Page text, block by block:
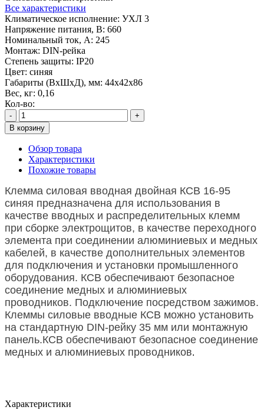
Все характеристики
Климатическое исполнение: УХЛ 3
Напряжение питания, В: 660
Номинальный ток, А: 245
Монтаж: DIN-рейка
Степень защиты: IP20
Цвет: синяя
Габариты (ВхШхД), мм: 44х42х86
Вес, кг: 0,16
Кол-во:
-
+
В корзину
Обзор товара
Характеристики
Похожие товары
Клемма силовая вводная двойная КСВ 16-95
синяя предназначена для использования в
качестве вводных и распределительных клемм
при сборке электрощитов, в качестве переходного
элемента при соединении алюминиевых и медных
кабелей, в качестве дополнительных элементов
для подключения и установки промышленного
оборудования. КСВ обеспечивают безопасное
соединение медных и алюминиевых
проводников. Подключение посредством зажимов.
Клеммы силовые вводные КСВ можно установить
на стандартную DIN-рейку 35 мм или монтажную
панель.КСВ обеспечивают безопасное соединение
медных и алюминиевых проводников.
Характеристики